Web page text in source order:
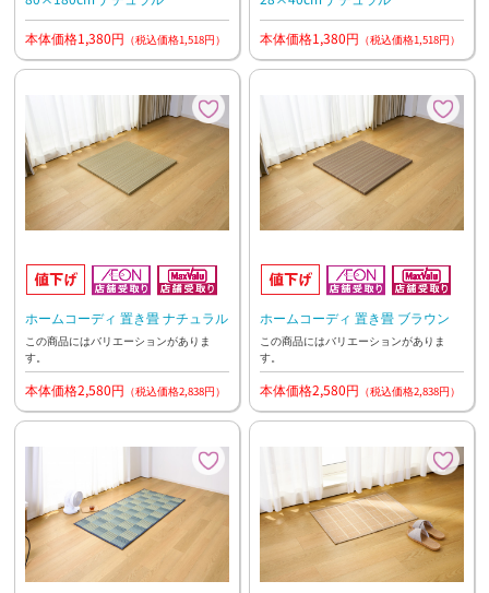
本体価格1,380円 （税込価格1,518円） 本体価格1,380円 （税込価格1,518円）
ホームコーディ 置き畳 ナチュラル
この商品にはバリエーションがありま
す。
本体価格2,580円 （税込価格2,838円）
ホームコーディ 置き畳 ブラウン
この商品にはバリエーションがありま
す。
本体価格2,580円 （税込価格2,838円）